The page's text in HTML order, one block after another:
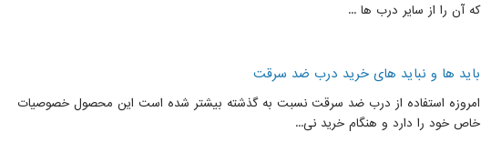
که آن را از سایر درب ها ...
باید ها و نباید های خرید درب ضد سرقت
امروزه استفاده از درب ضد سرقت نسبت به گذشته بیشتر شده است این محصول خصوصیات
خاص خود را دارد و هنگام خرید نی...